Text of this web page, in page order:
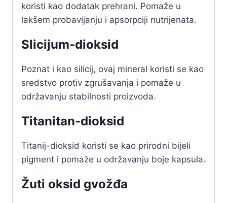
koristi kao dodatak prehrani. Pomaže u
lakšem probavljanju i apsorpciji nutrijenata.
Slicijum-dioksid
Poznat i kao silicij, ovaj mineral koristi se kao
sredstvo protiv zgrušavanja i pomaže u
održavanju stabilnosti proizvoda.
Titanitan-dioksid
Titanij-dioksid koristi se kao prirodni bijeli
pigment i pomaže u održavanju boje kapsula.
Žuti oksid gvožđa